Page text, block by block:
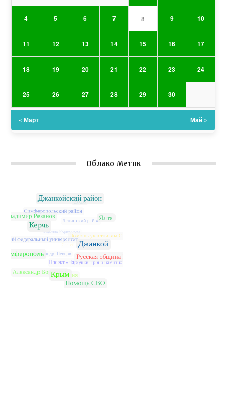
4 5 6 7 8 9 10
11 12 13 14 15 16 17
18 19 20 21 22 23 24
25 26 27 28 29 30
« Март Май »
Облако Меток